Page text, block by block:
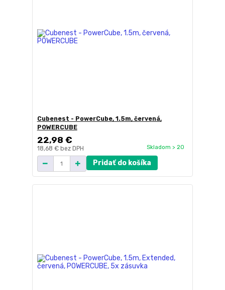
Cubenest - PowerCube, 1.5m, červená,
POWERCUBE
22,98 €
18,68 € bez DPH Skladom > 20
Pridať do košíka